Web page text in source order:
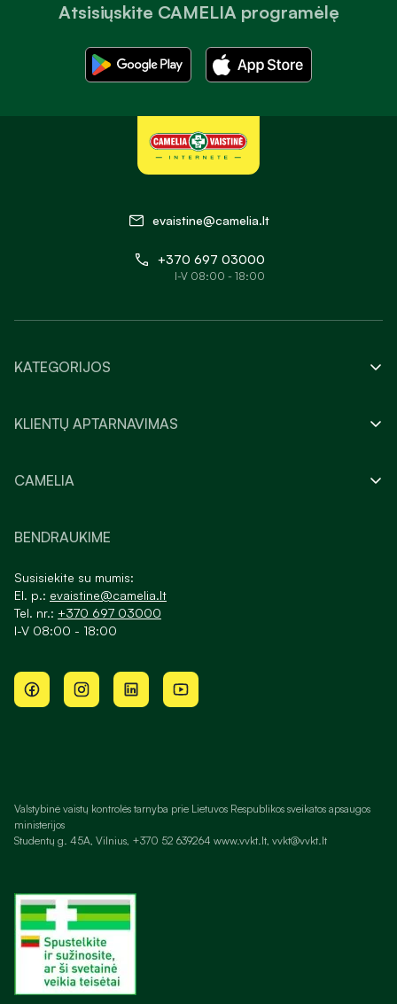
Atsisiųskite CAMELIA programėlę
evaistine@camelia.lt
+370 697 03000
I-V 08:00 - 18:00
KATEGORIJOS
KLIENTŲ APTARNAVIMAS
CAMELIA
BENDRAUKIME
Susisiekite su mumis:
El. p.: evaistine@camelia.lt
Tel. nr.: +370 697 03000
I-V 08:00 - 18:00
Valstybinė vaistų kontrolės tarnyba prie Lietuvos Respublikos sveikatos apsaugos
ministerijos
Studentų g. 45A, Vilnius, +370 52 639264 www.vvkt.lt, vvkt@vvkt.lt